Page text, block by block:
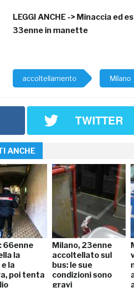
LEGGI ANCHE -> Minaccia ed
33enne in manette
accoltellamento Milano
TWITTER
ANCHE
66enne
la
la
poi tenta
Milano, 23enne
accoltellato sul
bus: le sue
condizioni sono
gravi